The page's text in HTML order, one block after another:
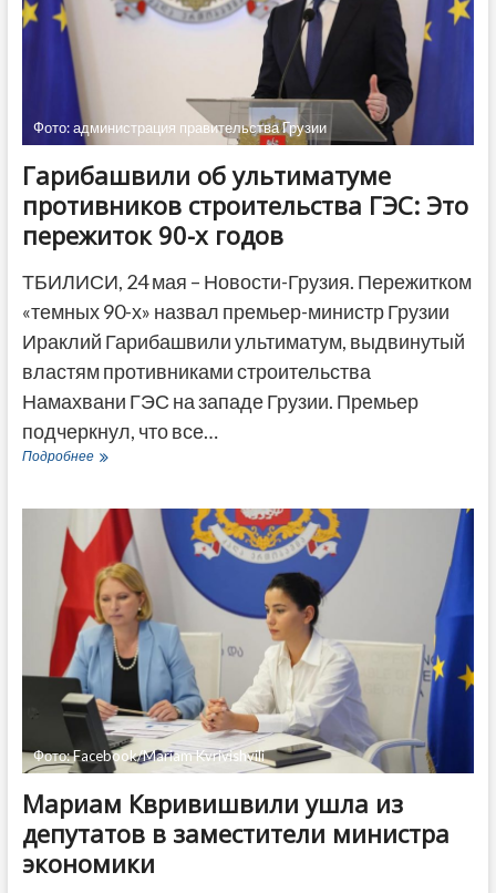
Фото: администрация правительства Грузии
Гарибашвили об ультиматуме
противников строительства ГЭС: Это
пережиток 90-х годов
ТБИЛИСИ, 24 мая – Новости-Грузия. Пережитком
«темных 90-х» назвал премьер-министр Грузии
Ираклий Гарибашвили ультиматум, выдвинутый
властям противниками строительства
Намахвани ГЭС на западе Грузии. Премьер
подчеркнул, что все…
ПодробнееГарибашвили
противников
строительства
ГЭС:
Это
пережиток
90-
х
годов
Фото: Facebook/Mariam Kvrivishvili
Мариам Квривишвили ушла из
депутатов в заместители министра
экономики